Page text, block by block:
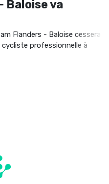
Baloise va
Flanders - Baloise cessera
professionnelle à